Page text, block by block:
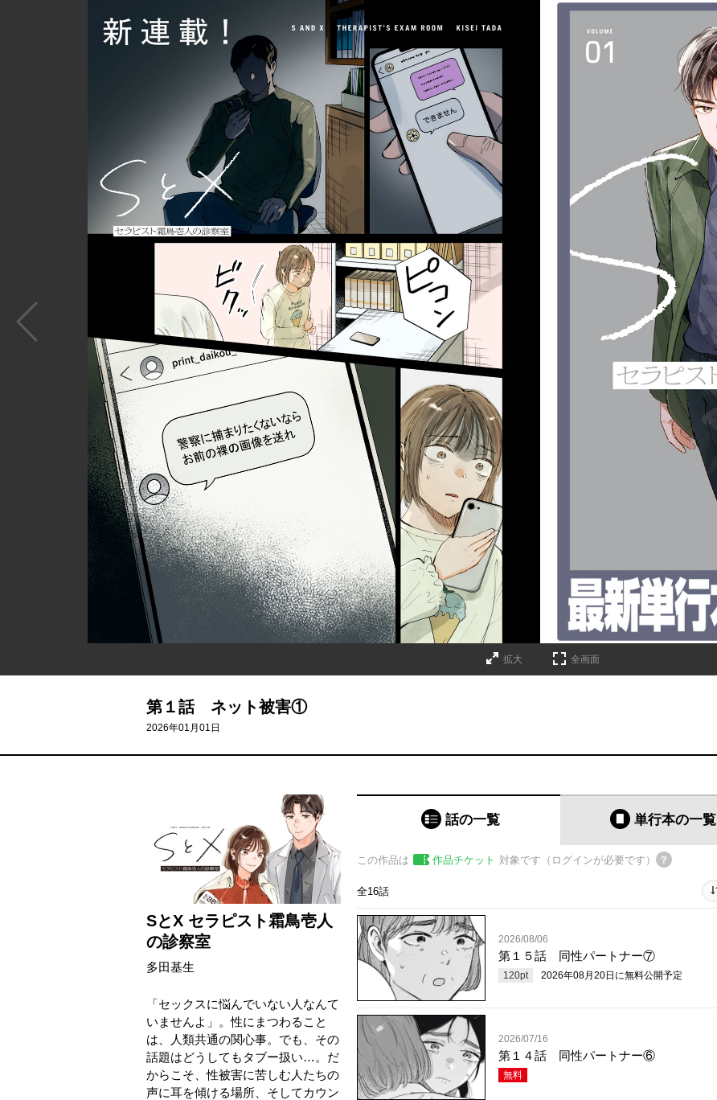
拡大 全画面
第１話 ネット被害①
2026年01月01日
SとX セラピスト霜鳥壱人
の診察室
多田基生
「セックスに悩んでいない人なんて
いませんよ」。性にまつわること
は、人類共通の関心事。でも、その
話題はどうしてもタブー扱い…。だ
からこそ、性被害に苦しむ人たちの
声に耳を傾ける場所、そしてカウン
話の一覧 単行本の一覧
この作品は 作品チケット 対象です（ログインが必要です）
全16話
2026/08/06
第１５話 同性パートナー⑦
120pt 2026年08月20日 に無料公開予定
2026/07/16
第１４話 同性パートナー⑥
無料